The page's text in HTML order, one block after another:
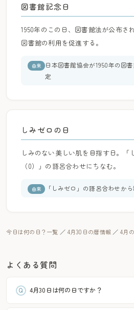
図書館記念日
1950年のこの日、図書館法が公布さ
図書館の利用を促進する。
由来
日本図書館協会が1950年の図
定
しみゼロの日
しみのない美しい肌を目指す日。「
（0）」の語呂合わせにちなむ。
由来 「しみゼロ」の語呂合わせか
今日は何の日？一覧 ／ 4月30日の暦情報 ／ 4月
よくある質問
4月30日は何の日ですか？